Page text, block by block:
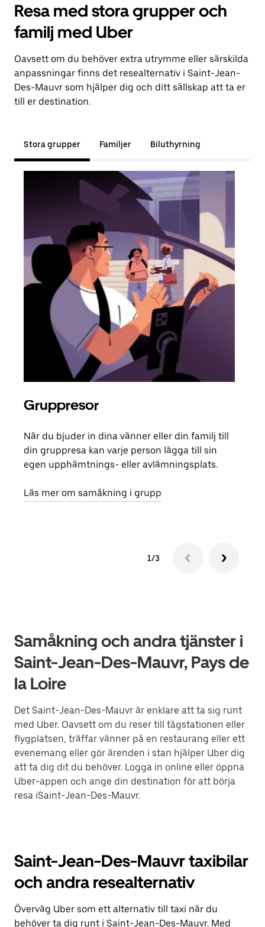
Resa med stora grupper och
familj med Uber
Oavsett om du behöver extra utrymme eller särskilda
anpassningar finns det resealternativ i Saint-Jean-
Des-Mauvr som hjälper dig och ditt sällskap att ta er
till er destination.
Stora grupper Familjer Biluthyrning
Gruppresor
När du bjuder in dina vänner eller din familj till
din gruppresa kan varje person lägga till sin
egen upphämtnings- eller avlämningsplats.
Läs mer om samåkning i grupp
1/3
Samåkning och andra tjänster i
Saint-Jean-Des-Mauvr, Pays de
la Loire
Det Saint-Jean-Des-Mauvr är enklare att ta sig runt
med Uber. Oavsett om du reser till tågstationen eller
flygplatsen, träffar vänner på en restaurang eller ett
evenemang eller gör ärenden i stan hjälper Uber dig
att ta dig dit du behöver. Logga in online eller öppna
Uber-appen och ange din destination för att börja
resa iSaint-Jean-Des-Mauvr.
Saint-Jean-Des-Mauvr taxibilar
och andra resealternativ
Överväg Uber som ett alternativ till taxi när du
behöver ta dig runt i Saint-Jean-Des-Mauvr. Med